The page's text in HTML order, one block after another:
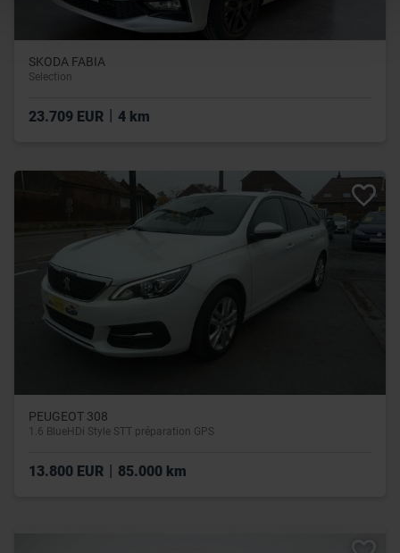
SKODA FABIA
Selection
23.709 EUR | 4 km
PEUGEOT 308
1.6 BlueHDi Style STT préparation GPS
13.800 EUR | 85.000 km